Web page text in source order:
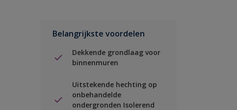
Belangrijkste voordelen
Dekkende grondlaag voor
binnenmuren
Uitstekende hechting op
onbehandelde
ondergronden Isolerend